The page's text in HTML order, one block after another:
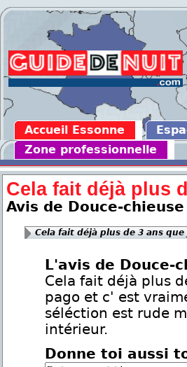
Accueil Essonne
Zone professionnelle
Cela fait déjà plus
Avis de Douce-
Cela fait déjà plus de 3 ans que
L'avis de Douce-
Cela fait déjà plus
pago et c' est
séléction est rude
intérieur.
Donne toi aussi